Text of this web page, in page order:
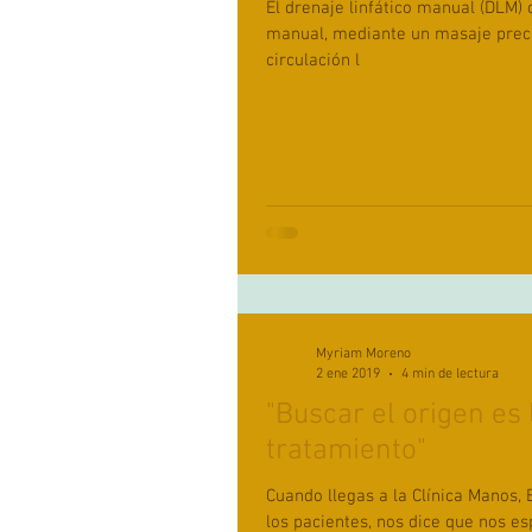
El drenaje linfático manual
manual, mediante un masaje
circulación l
"Buscar el origen es
tratamiento"
Cuando llegas a la Clínica
los pacientes, nos dice que nos esperemos. De una
Myriam Moreno
2 ene 2019
4 min de lectura